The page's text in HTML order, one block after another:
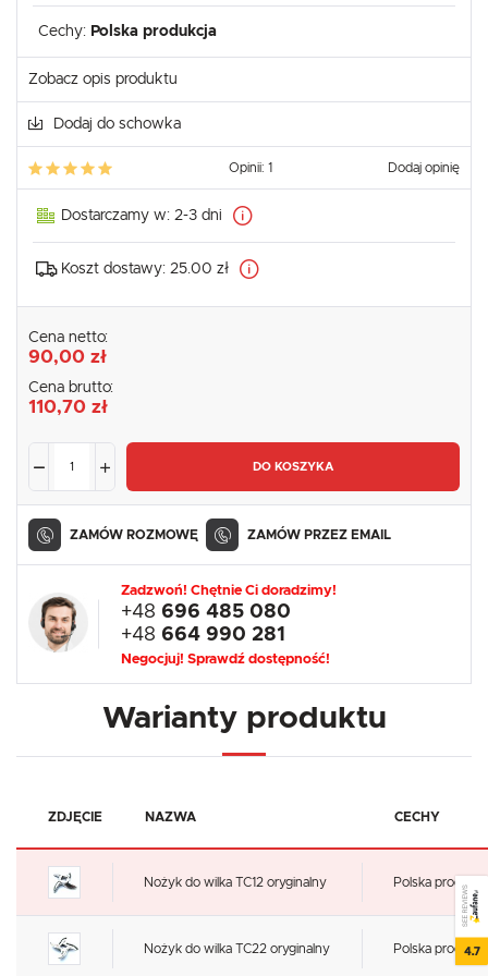
Cechy: Polska produkcja
Zobacz opis produktu
Dodaj do schowka
Opinii: 1 Dodaj opinię
Dostarczamy w: 2-3 dni
Koszt dostawy: 25.00 zł
Cena netto:
90,00 zł
Cena brutto:
110,70 zł
DO KOSZYKA
ZAMÓW ROZMOWĘ ZAMÓW PRZEZ EMAIL
Zadzwoń! Chętnie Ci doradzimy!
+48 696 485 080
+48 664 990 281
Negocjuj! Sprawdź dostępność!
Warianty produktu
ZDJĘCIE NAZWA CECHY
Nożyk do wilka TC12 oryginalny Polska
Nożyk do wilka TC22 oryginalny Polska
SEE REVIEWS
4.7